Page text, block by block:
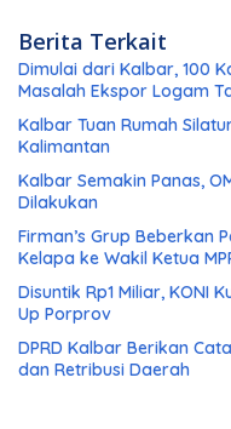
Berita Terkait
Dimulai dari Kalbar, 100
Masalah Ekspor Logam
Kalbar Tuan Rumah
Kalimantan
Kalbar Semakin Panas,
Dilakukan
Firman’s Grup Beberkan
Kelapa ke Wakil Ketua
Disuntik Rp1 Miliar, KONI
Up Porprov
DPRD Kalbar Berikan
dan Retribusi Daerah